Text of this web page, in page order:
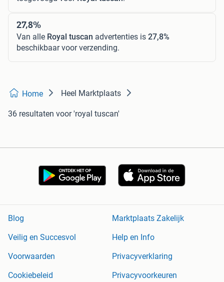
27,8%
Van alle Royal tuscan advertenties is 27,8%
beschikbaar voor verzending.
Home Heel Marktplaats
36 resultaten voor 'royal tuscan'
Blog
Marktplaats Zakelijk
Veilig en Succesvol
Help en Info
Voorwaarden
Privacyverklaring
Cookiebeleid
Privacyvoorkeuren